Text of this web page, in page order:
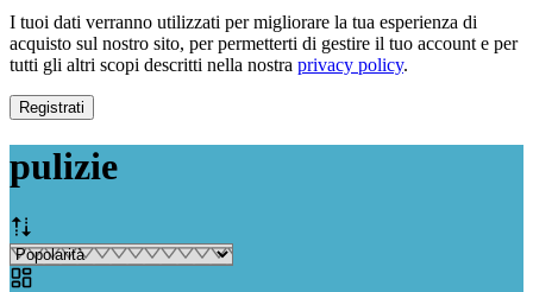
I tuoi dati verranno utilizzati per migliorare la tua esperienza di
acquisto sul nostro sito, per permetterti di gestire il tuo account e per
tutti gli altri scopi descritti nella nostra privacy policy.
Registrati
pulizie